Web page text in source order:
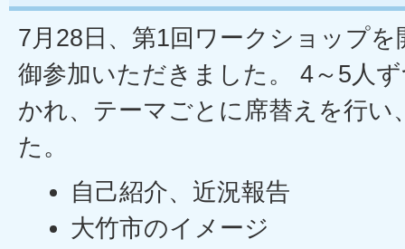
7月28日、第1回ワークショップ
御参加いただきました。 4～5人
かれ、テーマごとに席替えを行い
た。
自己紹介、近況報告
大竹市のイメージ